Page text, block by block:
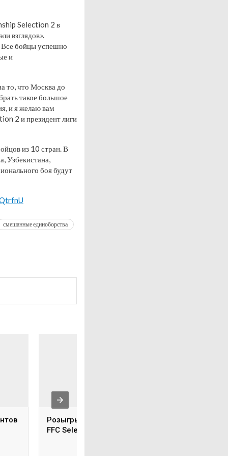
Selection 2 в
взглядов».
Все бойцы успешно
и
то, что Москва до
такое большое
и я желаю вам
2 и президент лиги
из 10 стран. В
Узбекистана,
боя будут
смешанные единоборства
Розыгрыш билетов на
FFC Selection 6